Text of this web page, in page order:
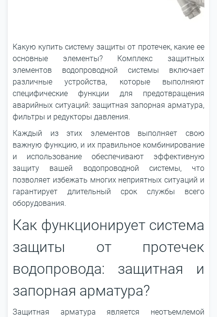
Какую купить систему защиты от протечек, какие ее
основные элементы? Комплекс защитных
элементов водопроводной системы включает
различные устройства, которые выполняют
специфические функции для предотвращения
аварийных ситуаций: защитная запорная арматура,
фильтры и редукторы давления.
Каждый из этих элементов выполняет свою
важную функцию, и их правильное комбинирование
и использование обеспечивают эффективную
защиту вашей водопроводной системы, что
позволяет избежать многих неприятных ситуаций и
гарантирует длительный срок службы всего
оборудования.
Как функционирует система
защиты от протечек
водопровода: защитная и
запорная арматура?
Защитная арматура является неотъемлемой